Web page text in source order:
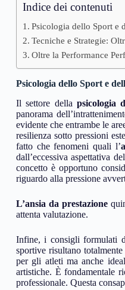
Indice dei contenuti
Psicologia dello Sport e
Tecniche e Strategie:
Oltre la Performance
Psicologia dello Sport e
Il settore dellapsicologia
panorama
evidente che entrambe le
resilienza sotto pressioni
fatto che fenomeni quali l’
dall’eccessiva aspettativa
concetto è opportuno
riguardo alla pressione
L’ansia da prestazione
attenta valutazione.
Infine, i consigli formulati
sportive risultano
per gli atleti ma anche
artistiche. È fondamentale
professionale. Questa